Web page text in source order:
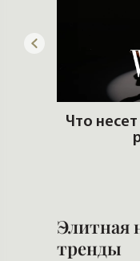
Что
Элитная
тренды